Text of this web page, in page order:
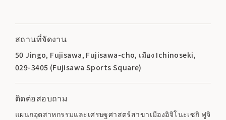
สถานที่จัดงาน
50 Jingo, Fujisawa, Fujisawa-cho, เมือง Ichinoseki,
029-3405 (Fujisawa Sports Square)
ติดต่อสอบถาม
แผนกอุตสาหกรรมและเศรษฐศาสตร์สาขาเมืองอิจิโนะเซกิ ฟูจิ